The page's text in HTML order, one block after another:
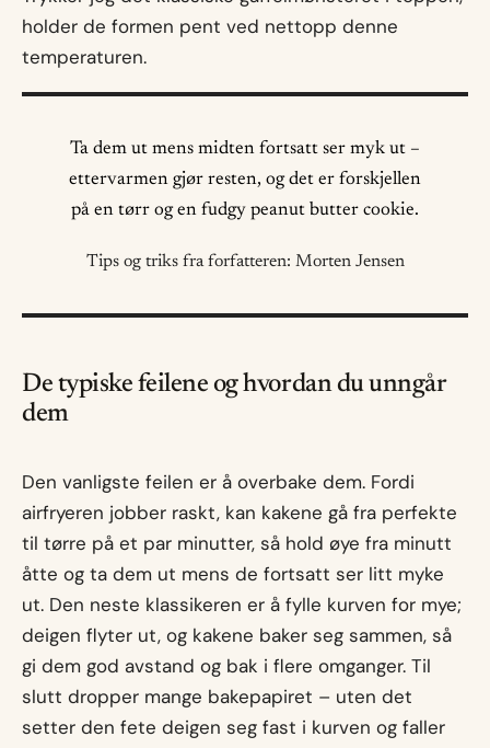
holder de formen pent ved nettopp denne
temperaturen.
Ta dem ut mens midten fortsatt ser myk ut –
ettervarmen gjør resten, og det er forskjellen
på en tørr og en fudgy peanut butter cookie.
Tips og triks fra forfatteren: Morten Jensen
De typiske feilene og hvordan du unngår
dem
Den vanligste feilen er å overbake dem. Fordi
airfryeren jobber raskt, kan kakene gå fra perfekte
til tørre på et par minutter, så hold øye fra minutt
åtte og ta dem ut mens de fortsatt ser litt myke
ut. Den neste klassikeren er å fylle kurven for mye;
deigen flyter ut, og kakene baker seg sammen, så
gi dem god avstand og bak i flere omganger. Til
slutt dropper mange bakepapiret – uten det
setter den fete deigen seg fast i kurven og faller